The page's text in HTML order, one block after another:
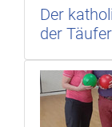
Der
der